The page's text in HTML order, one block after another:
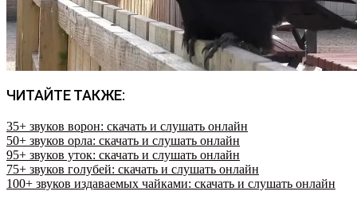
ЧИТАЙТЕ ТАКЖЕ:
35+ звуков ворон: скачать и слушать онлайн
50+ звуков орла: скачать и слушать онлайн
95+ звуков уток: скачать и слушать онлайн
75+ звуков голубей: скачать и слушать онлайн
100+ звуков издаваемых чайками: скачать и слушать онлайн